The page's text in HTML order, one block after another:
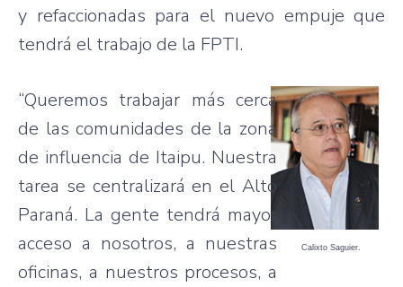
y refaccionadas para el nuevo empuje que
tendrá el trabajo de la FPTI.
Calixto Saguier.
“Queremos trabajar más cerca
de las comunidades de la zona
de influencia de Itaipu. Nuestra
tarea se centralizará en el Alto
Paraná. La gente tendrá mayor
acceso a nosotros, a nuestras
oficinas, a nuestros procesos, a